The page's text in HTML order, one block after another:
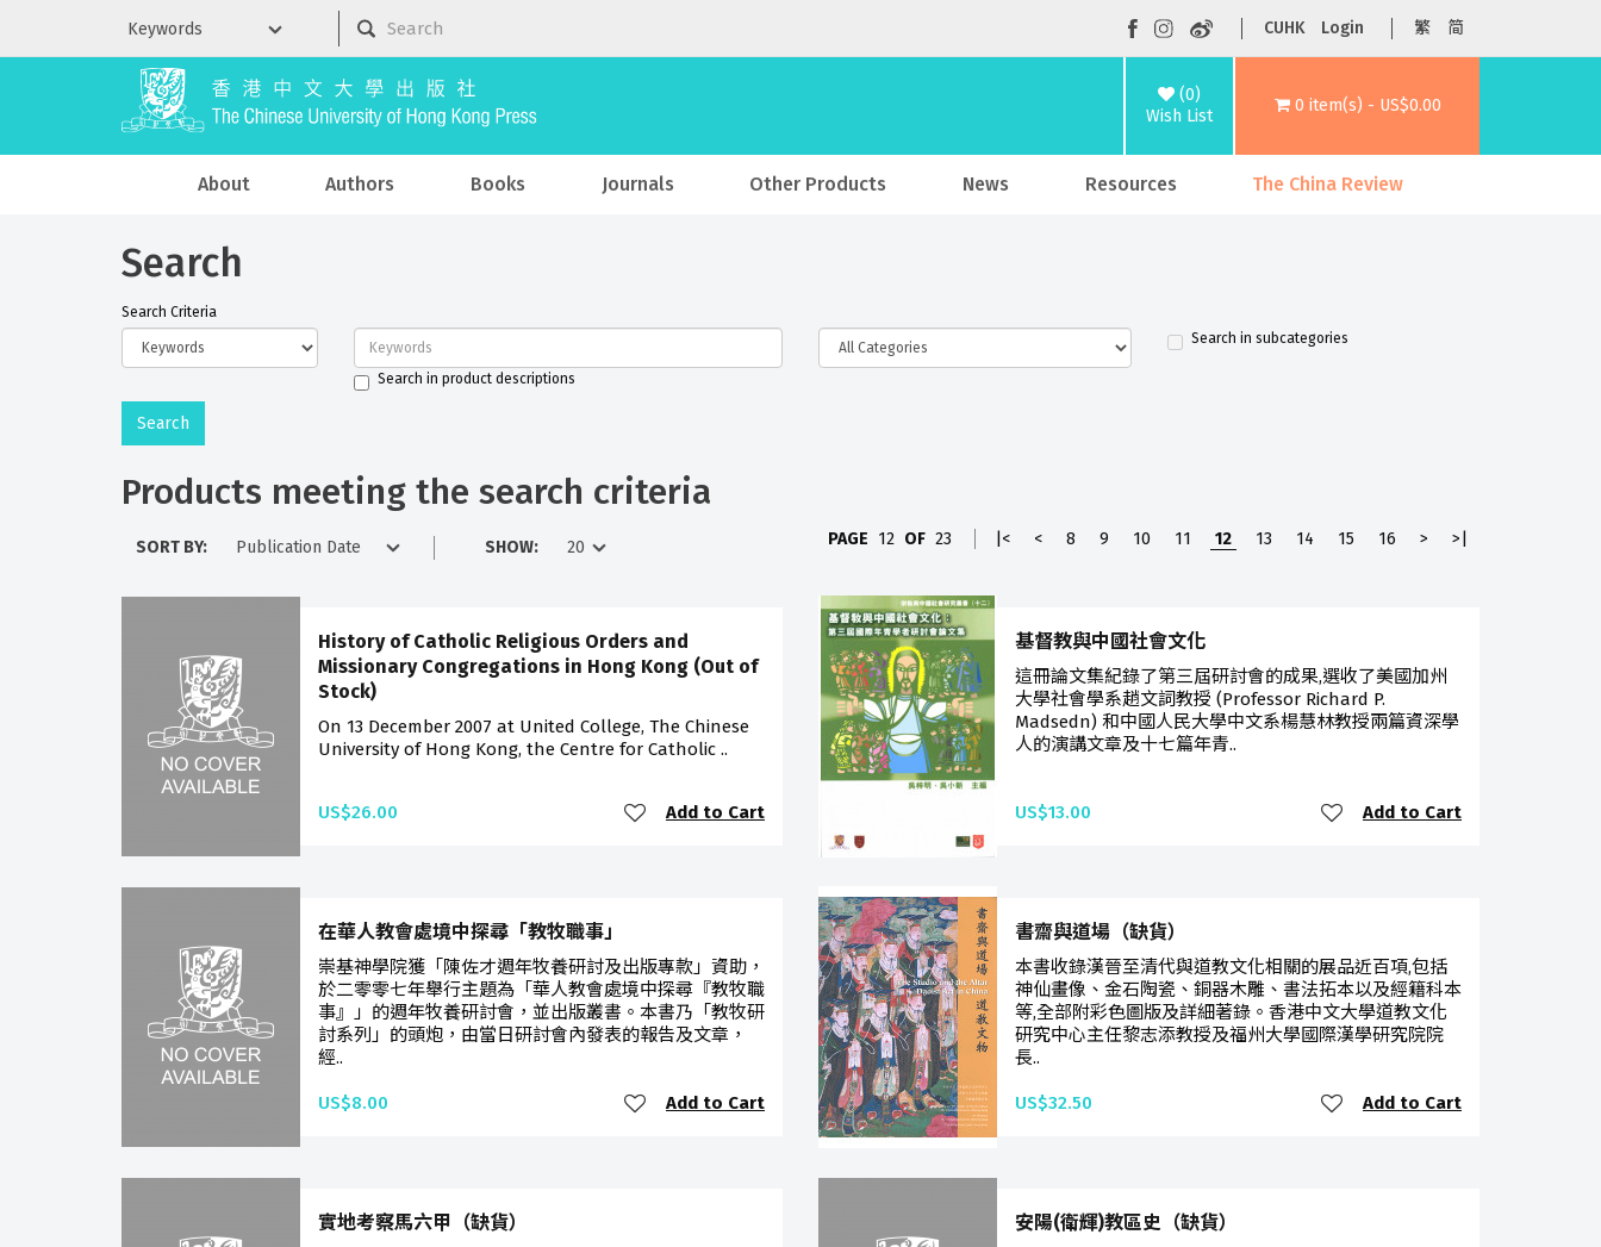
CUHK Login 繁 简
(0)
Wish List
0 item(s) - US$0.00
About Authors Books Journals Other Products News Resources The China Review
Search
Search Criteria
Search in product descriptions
Search in subcategories
Products meeting the search criteria
SORT BY: SHOW: PAGE 12 OF 23 |< < 8 9 10 11 12 13 14 15 16 > >|
History of Catholic Religious Orders and
Missionary Congregations in Hong Kong (Out of
Stock)
On 13 December 2007 at United College, The Chinese
University of Hong Kong, the Centre for Catholic ..
US$26.00 Add to Cart
基督教與中國社會文化
這冊論文集紀錄了第三屆研討會的成果,選收了美國加州
大學社會學系趙文詞教授 (Professor Richard P.
Madsedn) 和中國人民大學中文系楊慧林教授兩篇資深學
人的演講文章及十七篇年青..
US$13.00 Add to Cart
在華人教會處境中探尋「教牧職事」
崇基神學院獲「陳佐才週年牧養研討及出版專款」資助，
於二零零七年舉行主題為「華人教會處境中探尋『教牧職
事』」的週年牧養研討會，並出版叢書。本書乃「教牧研
討系列」的頭炮，由當日研討會內發表的報告及文章，
經..
US$8.00 Add to Cart
書齋與道場（缺貨）
本書收錄漢晉至清代與道教文化相關的展品近百項,包括
神仙畫像、金石陶瓷、銅器木雕、書法拓本以及經籍科本
等,全部附彩色圖版及詳細著錄。香港中文大學道教文化
研究中心主任黎志添教授及福州大學國際漢學研究院院
長..
US$32.50 Add to Cart
實地考察馬六甲（缺貨） 安陽(衛輝)教區史（缺貨）